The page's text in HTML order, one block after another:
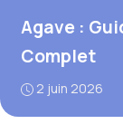
Agave :
Complet
2 juin 2026